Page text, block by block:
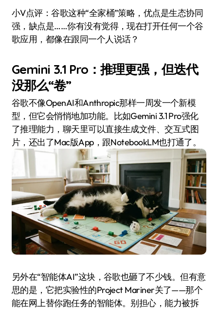
小V点评：谷歌这种“全家桶”策略，优点是生态协同
强，缺点是……你有没有觉得，现在打开任何一个谷
歌应用，都像在跟同一个人说话？
Gemini 3.1 Pro：推理更强，但迭代
没那么“卷”
谷歌不像OpenAI和Anthropic那样一周发一个新模
型，但它会悄悄地加功能。比如Gemini 3.1 Pro强化
了推理能力，聊天里可以直接生成文件、交互式图
片，还出了Mac版App，跟NotebookLM也打通了。
另外在“智能体AI”这块，谷歌也砸了不少钱。但有意
思的是，它把实验性的Project Mariner关了——那个
能在网上替你跑任务的智能体。别担心，能力被拆